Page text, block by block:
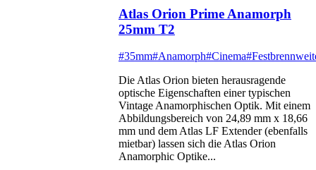
Atlas Orion Prime Anamorph
25mm T2
#35mm#Anamorph#Cinema
Die Atlas Orion bieten herausragende
optische Eigenschaften einer typischen
Vintage Anamorphischen Optik. Mit einem
Abbildungsbereich von 24,89 mm x 18,66
mm und dem Atlas LF Extender (ebenfalls
mietbar) lassen sich die Atlas Orion
Anamorphic Optike...